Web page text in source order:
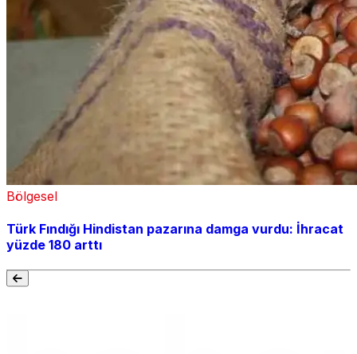
Bölgesel
Türk Fındığı Hindistan pazarına damga vurdu: İhracat
yüzde 180 arttı